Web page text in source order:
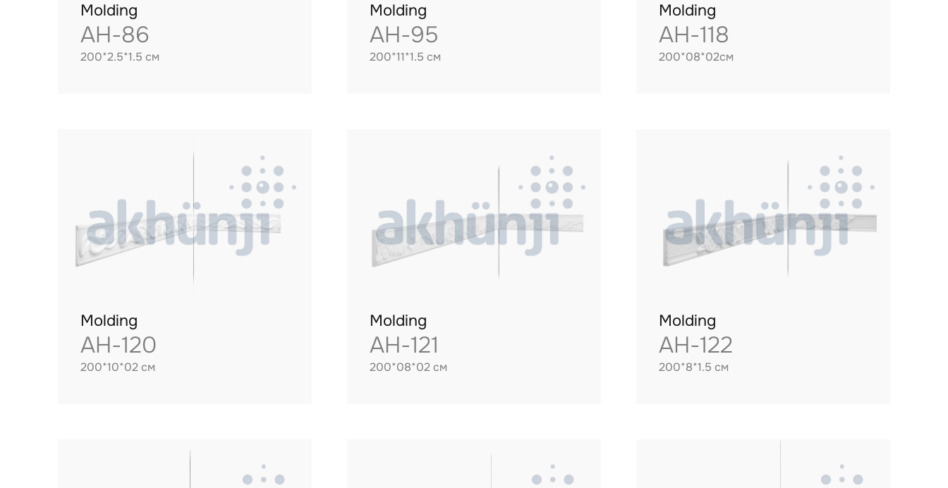
Molding
AH-86
200*2.5*1.5 см
Molding
AH-95
200*11*1.5 см
Molding
AH-118
200*08*02см
Molding
AH-120
200*10*02 см
Molding
AH-121
200*08*02 см
Molding
AH-122
200*8*1.5 см